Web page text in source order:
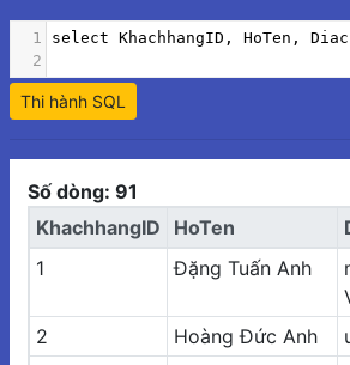
1 select KhachhangID , HoTen ,
2
Thi hành SQL
Số dòng: 91
KhachhangID
HoTen
1
Đặng Tuấn Anh
2
Hoàng Đức Anh